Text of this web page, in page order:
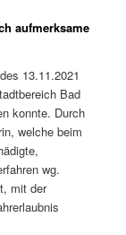
aufmerksame
13.11.2021
Bad
konnte. Durch
welche beim
wg.
mit der